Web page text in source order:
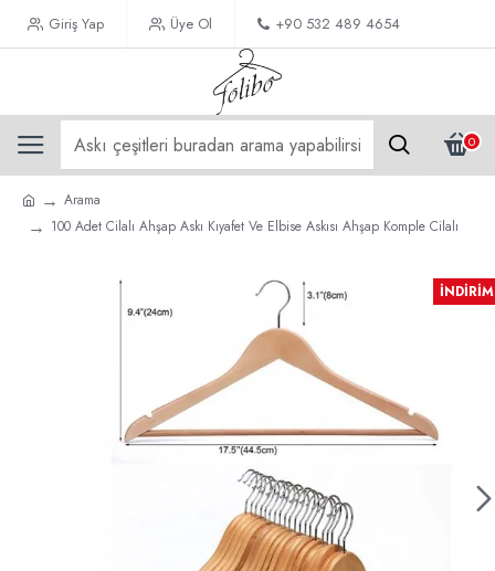
Giriş Yap Üye Ol +90 532 489 4654
0
Arama
100 Adet Cilalı Ahşap Askı Kıyafet Ve Elbise Askısı Ahşap Komple Cilalı
İNDIRIM